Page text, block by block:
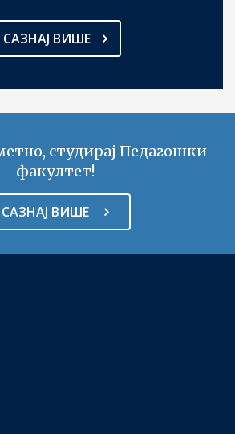
САЗНАЈ ВИШЕ
студирај Педагошки
факултет!
САЗНАЈ ВИШЕ